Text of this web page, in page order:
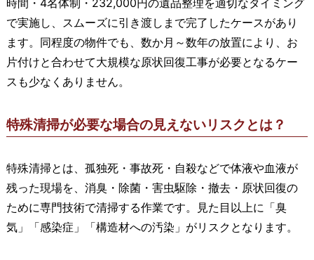
時間・4名体制・232,000円の遺品整理を適切なタイミング
で実施し、スムーズに引き渡しまで完了したケースがあり
ます。同程度の物件でも、数か月～数年の放置により、お
片付けと合わせて大規模な原状回復工事が必要となるケー
スも少なくありません。
特殊清掃が必要な場合の見えないリスクとは？
特殊清掃とは、孤独死・事故死・自殺などで体液や血液が
残った現場を、消臭・除菌・害虫駆除・撤去・原状回復の
ために専門技術で清掃する作業です。見た目以上に「臭
気」「感染症」「構造材への汚染」がリスクとなります。